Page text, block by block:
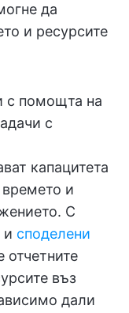
да
и ресурсите
с помощта на
с
капацитета
и
С
и споделени
отчетните
въз
дали